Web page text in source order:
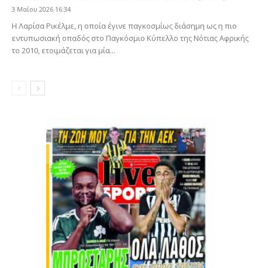
3 Μαΐου 2026 16:34
Η Λαρίσα Ρικέλμε, η οποία έγινε παγκοσμίως διάσημη ως η πιο
εντυπωσιακή οπαδός στο Παγκόσμιο Κύπελλο της Νότιας Αφρικής
το 2010, ετοιμάζεται για μία...